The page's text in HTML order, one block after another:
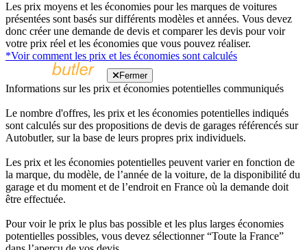
Les prix moyens et les économies pour les marques de voitures
présentées sont basés sur différents modèles et années. Vous devez
donc créer une demande de devis et comparer les devis pour voir
votre prix réel et les économies que vous pouvez réaliser.
*Voir comment les prix et les économies sont calculés
Fermer
Informations sur les prix et économies potentielles communiqués
Le nombre d'offres, les prix et les économies potentielles indiqués
sont calculés sur des propositions de devis de garages référencés sur
Autobutler, sur la base de leurs propres prix individuels.
Les prix et les économies potentielles peuvent varier en fonction de
la marque, du modèle, de l’année de la voiture, de la disponibilité du
garage et du moment et de l’endroit en France où la demande doit
être effectuée.
Pour voir le prix le plus bas possible et les plus larges économies
potentielles possibles, vous devez sélectionner “Toute la France”